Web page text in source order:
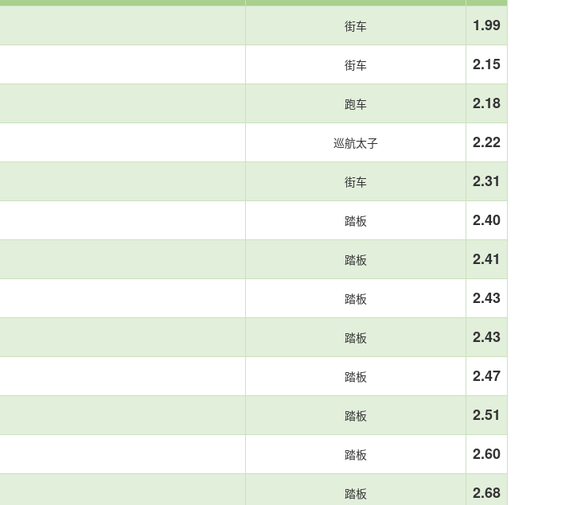
街车 1.99
街车 2.15
跑车 2.18
巡航太子 2.22
街车 2.31
踏板 2.40
踏板 2.41
踏板 2.43
踏板 2.43
踏板 2.47
踏板 2.51
踏板 2.60
踏板 2.68